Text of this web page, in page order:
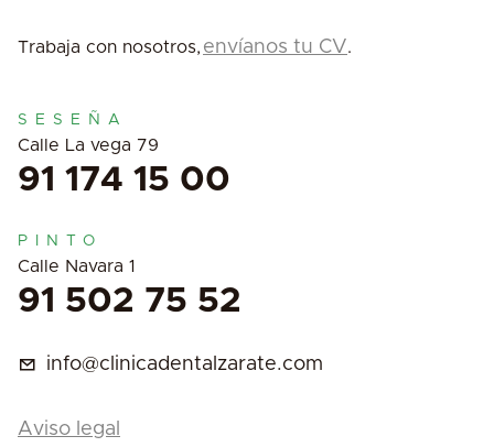
Trabaja con nosotros, envíanos tu CV.
SESEÑA
Calle La vega 79
91 174 15 00
PINTO
Calle Navara 1
91 502 75 52
info@clinicadentalzarate.com
Aviso legal